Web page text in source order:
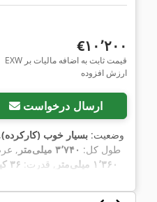
‎€۱۰٬۲۰۰
EXW قیمت ثابت به اضافه مالیات بر
ارزش افزوده
ارسال درخواست
وضعیت: بسیار خوب (کارکرده)
, طول کل: ۳٬۷۴۰ میلی‌متر ,
۱٬۳۶۰ میلی‌متر
, قدرت: ۳۶ کیلووات (۴۸٫۹۵ اسب بخار)
,بازرسی ایمنی UVV,